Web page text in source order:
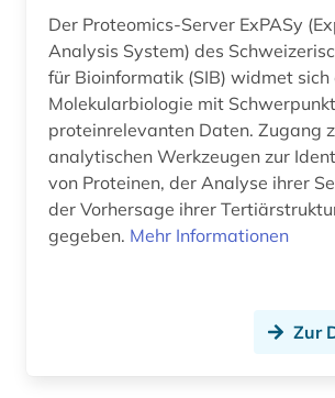
neurologie (2)
neurowissenschaften (3)
nlm (1)
norwegen (1)
open access (2)
Der Proteomics-Server ExPASy
Analysis System) des
für Bioinformatik (SIB) widmet sich
Molekularbiologie mit
proteinrelevanten Daten. Zugang
analytischen Werkzeugen zur
von Proteinen, der Analyse ihrer
der Vorhersage ihrer
gegeben. Mehr Informationen
Zur